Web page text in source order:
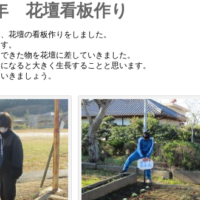
花壇看板作り
花壇の看板作りをしました。
。
きた物を花壇に差していきました。
なると大きく生長することと思います。
きましょう。